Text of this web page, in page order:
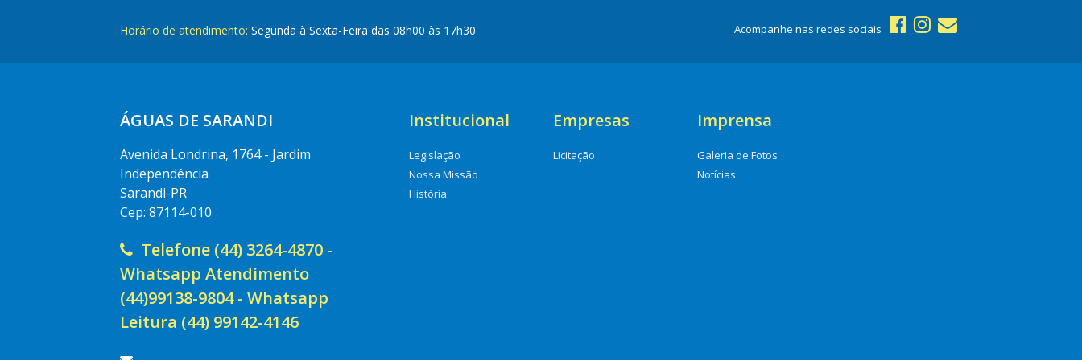
Horário de atendimento: Segunda à Sexta-Feira das 08h00 às 17h30 Acompanhe nas redes sociais
ÁGUAS DE SARANDI
Avenida Londrina, 1764 - Jardim
Independência
Sarandi-PR
Cep: 87114-010
Telefone (44) 3264-4870 -
Whatsapp Atendimento
(44)99138-9804 - Whatsapp
Leitura (44) 99142-4146
Institucional
Legislação
Nossa Missão
História
Empresas
Licitação
Imprensa
Galeria de Fotos
Notícias